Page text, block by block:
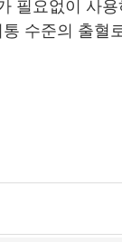
필요없이 사
통 수준의 출혈